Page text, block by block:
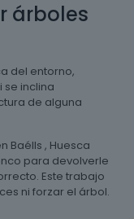
árboles
del entorno,
inclina
de alguna
Baélls , Huesca
para devolverle
Este trabajo
ni forzar el árbol.